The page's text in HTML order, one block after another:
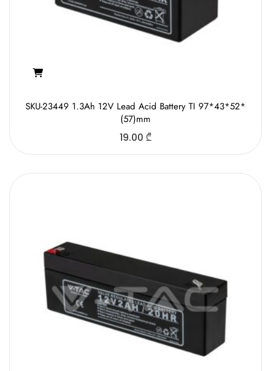
SKU-23449 1.3Ah 12V Lead Acid Battery TI 97*43*52*
(57)mm
19.00 ₾